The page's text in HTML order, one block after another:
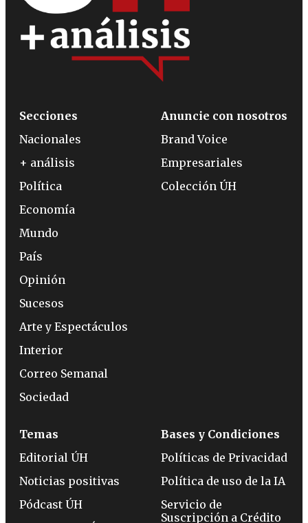
Secciones
Nacionales
+ análisis
Política
Economía
Mundo
País
Opinión
Sucesos
Arte y Espectáculos
Interior
Correo Semanal
Sociedad
Anuncie con nosotros
Brand Voice
Empresariales
Colección ÚH
Temas
Editorial ÚH
Noticias positivas
Pódcast ÚH
Bases y Condiciones
Políticas de Privacidad
Política de uso de la IA
Servicio de
Suscripción a Crédito